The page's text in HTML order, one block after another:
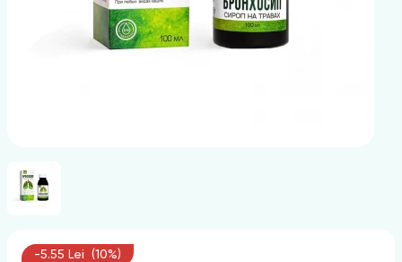
-5.55 Lei (10%)